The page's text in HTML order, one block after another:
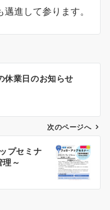
進して参ります。
休業日のお知らせ
次のページへ
プセミナ
理～